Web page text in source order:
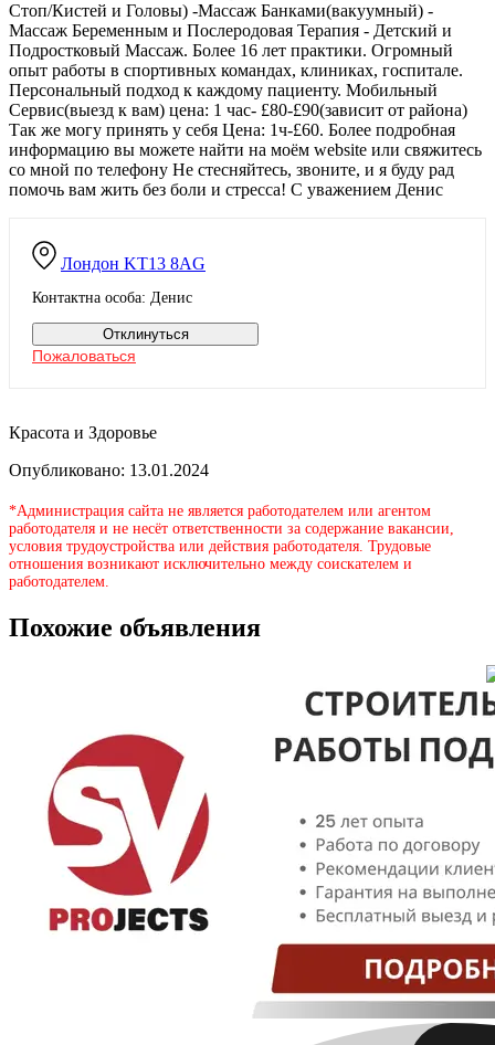
Лондон KT13 8AG
Контактна особа: Денис
Отклинуться
Пожаловаться
Стоп/Кистей и Головы) -Массаж Банками(вакуумный) -
Массаж Беременным и Послеродовая Терапия - Детский и
Подростковый Массаж. Более 16 лет практики. Огромный
опыт работы в спортивных командах, клиниках, госпитале.
Персональный подход к каждому пациенту. Мобильный
Сервис(выезд к вам) цена: 1 час- £80-£90(зависит от района)
Так же могу принять у себя Цена: 1ч-£60. Более подробная
информацию вы можете найти на моём website или свяжитесь
со мной по телефону Не стесняйтесь, звоните, и я буду рад
помочь вам жить без боли и стресса! С уважением Денис
Красота и Здоровье
Опубликовано: 13.01.2024
*Администрация сайта не является работодателем или агентом
работодателя и не несёт ответственности за содержание вакансии,
условия трудоустройства или действия работодателя. Трудовые
отношения возникают исключительно между соискателем и
работодателем.
Похожие объявления